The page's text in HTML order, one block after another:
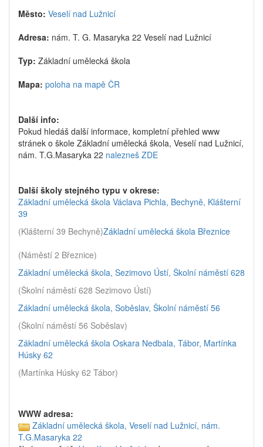
Město: Veselí nad Lužnicí
Adresa: nám. T. G. Masaryka 22 Veselí nad Lužnicí
Typ: Základní umělecká škola
Mapa: poloha na mapě ČR
Další info:
Pokud hledáš další informace, kompletní přehled www
stránek o škole Základní umělecká škola, Veselí nad Lužnicí,
nám. T.G.Masaryka 22 nalezneš ZDE
Další školy stejného typu v okrese:
Základní umělecká škola Václava Pichla, Bechyně, Klášterní
39
(Klášterní 39 Bechyně)Základní umělecká škola Březnice
(Náměstí 2 Březnice)
Základní umělecká škola, Sezimovo Ústí, Školní náměstí 628
(Školní náměstí 628 Sezimovo Ústí)
Základní umělecká škola, Soběslav, Školní náměstí 56
(Školní náměstí 56 Soběslav)
Základní umělecká škola Oskara Nedbala, Tábor, Martínka
Húsky 62
(Martínka Húsky 62 Tábor)
WWW adresa:
Základní umělecká škola, Veselí nad Lužnicí, nám.
T.G.Masaryka 22